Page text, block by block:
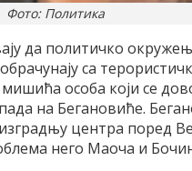
Фото: Политика
да политичко
са
особа који се
на Бегановиће.
центра поред
него Маоча и